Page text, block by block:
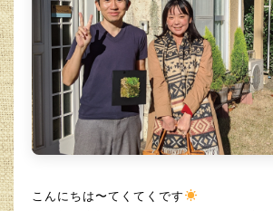
こんにちは〜てくてくです